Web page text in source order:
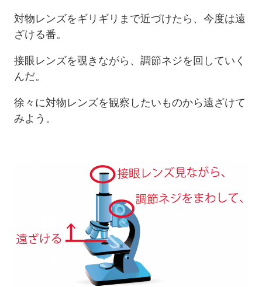
対物レンズをギリギリまで近づけたら、今度は遠
ざける番。
接眼レンズを覗きながら、調節ネジを回していく
んだ。
徐々に対物レンズを観察したいものから遠ざけて
みよう。